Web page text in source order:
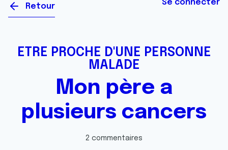
Retour Se connecter
ETRE PROCHE D'UNE PERSONNE
MALADE
Mon père a
plusieurs cancers
2 commentaires